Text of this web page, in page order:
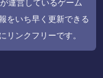
運営しているゲーム
をいち早く更新できる
リンクフリーです。